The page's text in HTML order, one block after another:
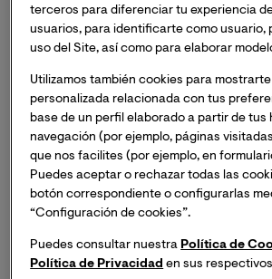
En la actualidad, para hablar de
neuropsicología, no se dispone de
única de la pérdida significativa de
neuronas dopaminérgicas, por lo que
consideran que es el resultado de una
factores tanto ambientales como
Descarga nuestra guía gratuita: Las
psicología y la aplicación de las
terceros para diferenciar tu experiencia
usuarios, para identificarte como usuario,
uso del Site, así como para elaborar
Utilizamos también cookies para
personalizada relacionada con tus
base de un perfil elaborado a partir de tus
navegación (por ejemplo, páginas
que nos facilites (por ejemplo, en
Puedes aceptar o rechazar todas las
botón correspondiente o configurarlas
“Configuración de cookies”.
Puedes consultar nuestra Política de
Política de Privacidad en sus